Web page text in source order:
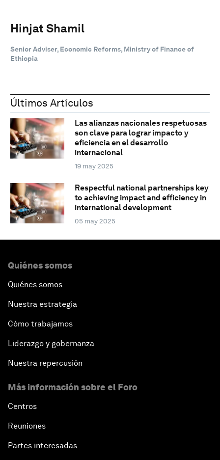
Hinjat Shamil
Senior Adviser, Economic Reforms, Ministry of Finance of
Ethiopia
Últimos Artículos
Las alianzas nacionales respetuosas
son clave para lograr impacto y
eficiencia en el desarrollo
internacional
19 may 2025
Respectful national partnerships key
to achieving impact and efficiency in
international development
05 may 2025
Quiénes somos
Quiénes somos
Nuestra estrategia
Cómo trabajamos
Liderazgo y gobernanza
Nuestra repercusión
Más información sobre el Foro
Centros
Reuniones
Partes interesadas